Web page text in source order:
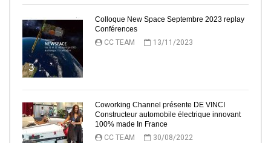
3
Colloque New Space Septembre 2023 replay
Conférences
CC TEAM
13/11/2023
Coworking Channel présente DE VINCI
Constructeur automobile électrique innovant
100% made In France
CC TEAM
30/08/2022